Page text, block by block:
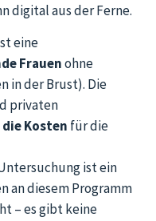
digital aus der Ferne.
eine
Frauenohne
in der Brust). Die
privaten
Kosten für die
ist ein
an diesem Programm
– es gibt keine